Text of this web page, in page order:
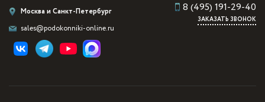
Москва и Санкт-Петербург
sales@podokonniki-online.ru
8 (495) 191-29-40
ЗАКАЗАТЬ ЗВОНОК